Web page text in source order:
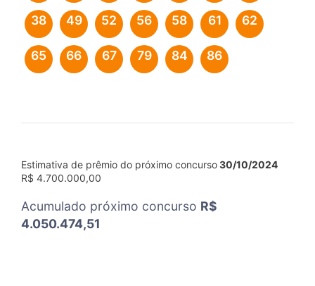
38 49 52 56 58 61 62
65 66 67 79 84 86
Estimativa de prêmio do próximo concurso30/10/2024
R$ 4.700.000,00
Acumulado próximo concurso R$
4.050.474,51